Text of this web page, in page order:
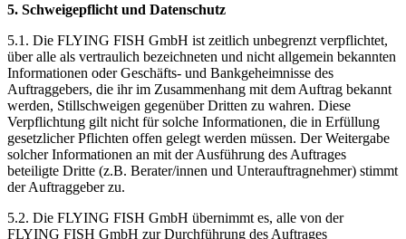
5. Schweigepflicht und Datenschutz
5.1. Die FLYING FISH GmbH ist zeitlich unbegrenzt verpflichtet,
über alle als vertraulich bezeichneten und nicht allgemein bekannten
Informationen oder Geschäfts- und Bankgeheimnisse des
Auftraggebers, die ihr im Zusammenhang mit dem Auftrag bekannt
werden, Stillschweigen gegenüber Dritten zu wahren. Diese
Verpflichtung gilt nicht für solche Informationen, die in Erfüllung
gesetzlicher Pflichten offen gelegt werden müssen. Der Weitergabe
solcher Informationen an mit der Ausführung des Auftrages
beteiligte Dritte (z.B. Berater/innen und Unterauftragnehmer) stimmt
der Auftraggeber zu.
5.2. Die FLYING FISH GmbH übernimmt es, alle von der
FLYING FISH GmbH zur Durchführung des Auftrages